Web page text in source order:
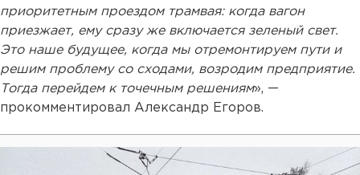
приоритетным проездом трамвая: когда вагон
приезжает, ему сразу же включается зеленый свет.
Это наше будущее, когда мы отремонтируем пути и
решим проблему со сходами, возродим предприятие.
Тогда перейдем к точечным решениям», —
прокомментировал Александр Егоров.